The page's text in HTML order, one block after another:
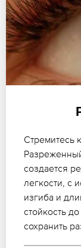
Стремитесь
создается
легкости, с
изгиба и
стойкость
сохранить